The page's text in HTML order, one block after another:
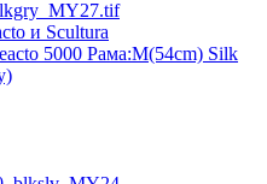
5000 Рама:M(54cm) Silk